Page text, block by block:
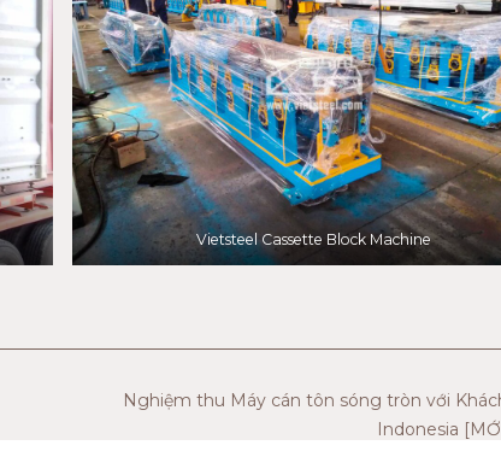
Vietsteel Cassette Block Machine
Nghiệm thu Máy cán tôn sóng tròn với
Indonesia